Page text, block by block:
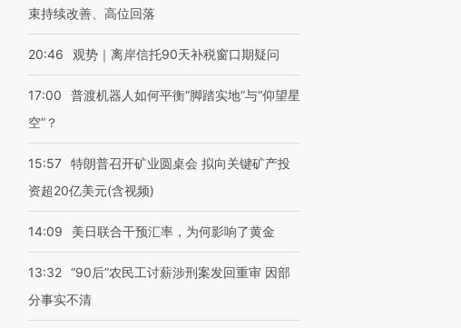
束持续改善、高位回落
20:46 观势｜离岸信托90天补税窗口期疑问
17:00
普渡机器人如何平衡“脚踏实地”与“仰望星
空”？
15:57 特朗普召开矿业圆桌会 拟向关键矿产投
资超20亿美元(含视频)
14:09 美日联合干预汇率，为何影响了黄金
13:32 “90后”农民工讨薪涉刑案发回重审 因部
分事实不清